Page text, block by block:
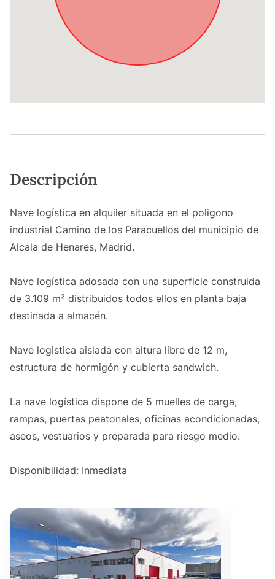
Descripción
Nave logística en alquiler situada en el poligono
industrial Camino de los Paracuellos del municipio de
Alcala de Henares, Madrid.
Nave logística adosada con una superficie construida
de 3.109 m² distribuidos todos ellos en planta baja
destinada a almacén.
Nave logistica aislada con altura libre de 12 m,
estructura de hormigón y cubierta sandwich.
La nave logística dispone de 5 muelles de carga,
rampas, puertas peatonales, oficinas acondicionadas,
aseos, vestuarios y preparada para riesgo medio.
Disponibilidad: Inmediata